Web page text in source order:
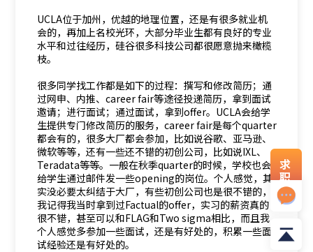
UCLA位于加州，优越的地理位置，还是有很多就业机
会的，再加上名校光环，大部分毕业生都有良好的专业
水平和过往经历，硅谷很多科技公司都很愿意抛来橄榄
枝。
很多同学找工作都是如下的过程：撰写和修改简历；通
过网申、内推、career fair等途径投递简历，拿到面试
邀请；进行面试；通过面试，拿到offer。UCLA会给学
生提供专门修改简历的服务，career fair是每个quarter
都会有的，很多大厂都会参加，比如说谷歌、亚马逊、
微软等等，还有一些还不错的初创公司，比如说IXL、
Teradata等等。一般在秋季quarter的时候，学校也会
给学生通过邮件发一些opening的岗位。个人感觉，其
实没必要太纠结于大厂，有些初创公司也是很不错的，
我记得我当时拿到过Factual的offer，实习的薪资真的
很不错，甚至可以和FLAG和Two sigma相比，而且我
个人感觉多参加一些面试，还是有好处的，积累一些面
试经验还是有好处的。
求
职
资
料